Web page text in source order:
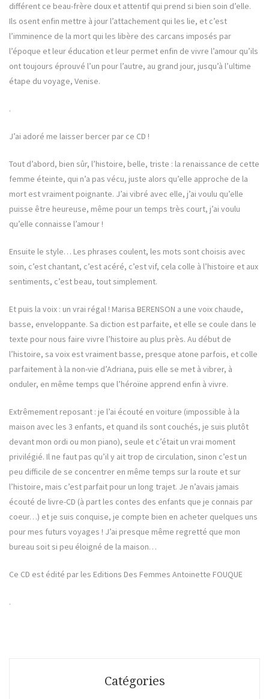
différent ce beau-frère doux et attentif qui prend si bien soin d’elle.
Ils osent enfin mettre à jour l’attachement qui les lie, et c’est
l’imminence de la mort qui les libère des carcans imposés par
l’époque et leur éducation et leur permet enfin de vivre l’amour qu’ils
ont toujours éprouvé l’un pour l’autre, au grand jour, jusqu’à l’ultime
étape du voyage, Venise.
.
J’ai adoré me laisser bercer par ce CD !
Tout d’abord, bien sûr, l’histoire, belle, triste : la renaissance de cette
femme éteinte, qui n’a pas vécu, juste alors qu’elle approche de la
mort est vraiment poignante. J’ai vibré avec elle, j’ai voulu qu’elle
puisse être heureuse, même pour un temps très court, j’ai voulu
qu’elle connaisse l’amour !
Ensuite le style… Les phrases coulent, les mots sont choisis avec
soin, c’est chantant, c’est acéré, c’est vif, cela colle à l’histoire et aux
sentiments, c’est beau, tout simplement.
Et puis la voix : un vrai régal ! Marisa BERENSON a une voix chaude,
basse, enveloppante. Sa diction est parfaite, et elle se coule dans le
texte pour nous faire vivre l’histoire au plus près. Au début de
l’histoire, sa voix est vraiment basse, presque atone parfois, et colle
parfaitement à la non-vie d’Adriana, puis elle se met à vibrer, à
onduler, en même temps que l’héroïne apprend enfin à vivre.
Extrêmement reposant : je l’ai écouté en voiture (impossible à la
maison avec les 3 enfants, et quand ils sont couchés, je suis plutôt
devant mon ordi ou mon piano), seule et c’était un vrai moment
privilégié. Il ne faut pas qu’il y ait trop de circulation, sinon c’est un
peu difficile de se concentrer en même temps sur la route et sur
l’histoire, mais c’est parfait pour un long trajet. Je n’avais jamais
écouté de livre-CD (à part les contes des enfants que je connais par
coeur…) et je suis conquise, je compte bien en acheter quelques uns
pour mes futurs voyages ! J’ai presque même regretté que mon
bureau soit si peu éloigné de la maison…
Ce CD est édité par les Editions Des Femmes Antoinette FOUQUE
.
Catégories